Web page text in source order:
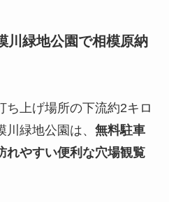
川緑地公園で相模原納
ち上げ場所の下流約2キロ
緑地公園は、 無料駐車
れやすい便利な穴場観覧